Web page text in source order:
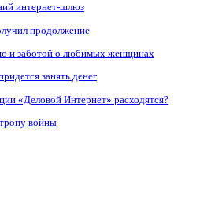
интернет-шлюз
продолжение
и заботой о любимых женщинах
занять денег
«Деловой Интернет» расходятся?
войны